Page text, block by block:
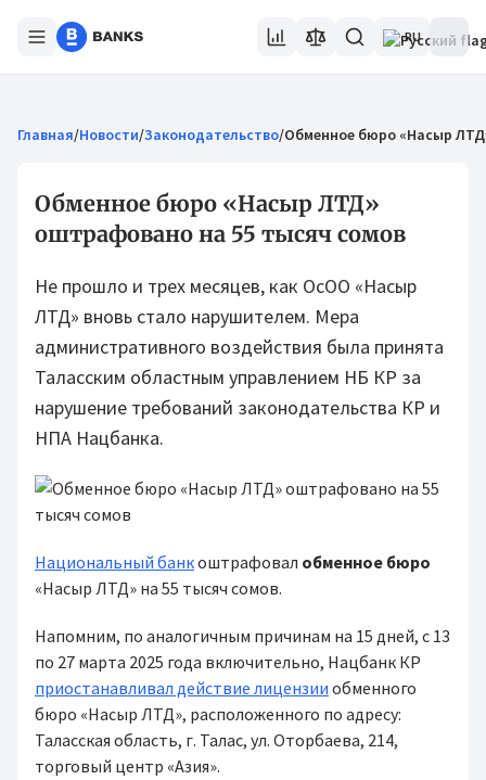
RU
Главная/Новости/Законодательство/Обменное бюро «Насыр
Обменное бюро «Насыр ЛТД»
оштрафовано на 55 тысяч сомов
Не прошло и трех месяцев, как ОсОО «Насыр
ЛТД» вновь стало нарушителем. Мера
административного воздействия была принята
Таласским областным управлением НБ КР за
нарушение требований законодательства КР и
НПА Нацбанка.
Национальный банкоштрафовал обменное бюро
«Насыр ЛТД» на 55 тысяч сомов.
Напомним, по аналогичным причинам на 15 дней, с 13
по 27 марта 2025 года включительно, Нацбанк КР
приостанавливал действие лицензии обменного
бюро «Насыр ЛТД», расположенного по адресу:
Таласская область, г. Талас, ул. Оторбаева, 214,
торговый центр «Азия».